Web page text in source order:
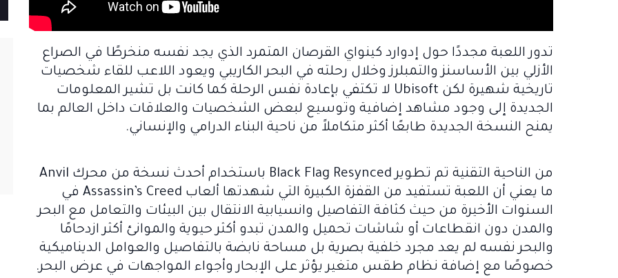
تدور اللعبة مجددًا حول إدوارد كينواي القرصان المتمرد الذي يجد نفسه منخرطًا في الصراع
الأزلي بين الأساسنز والتمبلرز وخلال رحلته في البحر الكاريبي ويعود اللاعب للقاء شخصيات
تاريخية شهيرة لكن Ubisoft لا تكتفي بإعادة نفس الرحلة كما كانت بل تشير المعلومات
الجديدة إلى وجود مشاهد إضافية وتوسيع لبعض الشخصيات والعلاقات داخل العالم بما
يمنح النسخة الجديدة طابعًا أكثر متكاملاً من ناحية البناء الدرامي والإنساني.
من الناحية التقنية تم تطوير Black Flag Resynced باستخدام أحدث نسخة من محرك Anvil
ما يعني أن اللعبة تستفيد من القفزة الكبيرة التي شهدتها ألعاب Assassin’s Creed في
السنوات الأخيرة من حيث كثافة التفاصيل وانسيابية الانتقال بين البيئات والتعامل مع البحر
والمدن دون انقطاعات أو شاشات تحميل والمدن تبدو أكثر حيوية والموانئ أكثر ازدحامًا
والبحر نفسه لم يعد مجرد خلفية بصرية بل مساحة نابضة بالتفاصيل والعوامل الديناميكية
خصوصًا مع إضافة نظام طقس متغير يؤثر على الإبحار وأجواء المواجهات في عرض البحر.